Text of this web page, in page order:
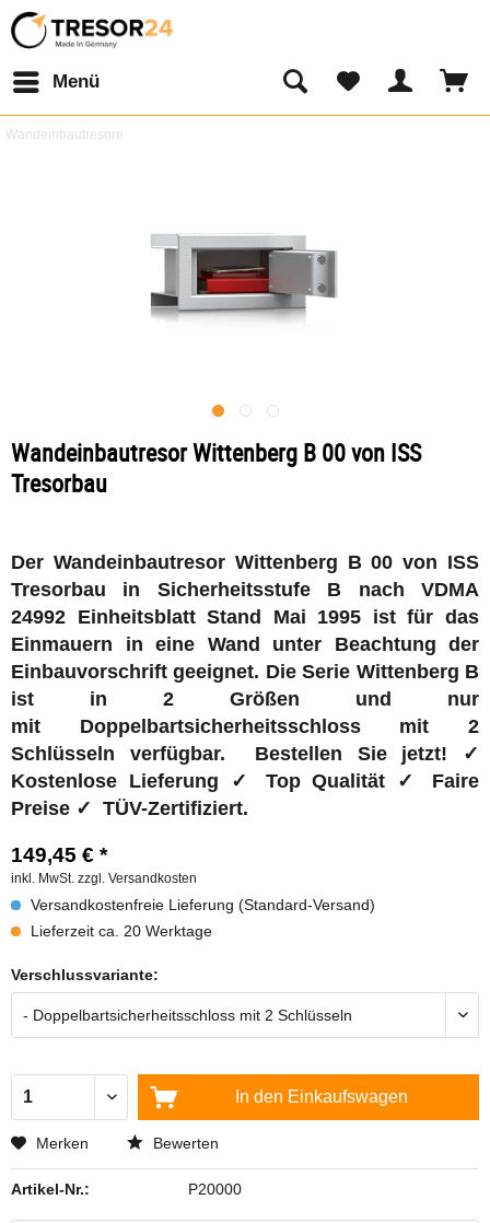
Menü
Wandeinbautresore
Wandeinbautresor Wittenberg B 00 von ISS
Tresorbau
Der Wandeinbautresor Wittenberg B 00 von ISS
Tresorbau in Sicherheitsstufe B nach VDMA
24992 Einheitsblatt Stand Mai 1995 ist für das
Einmauern in eine Wand unter Beachtung der
Einbauvorschrift geeignet. Die Serie Wittenberg B
ist in 2 Größen und nur
mit Doppelbartsicherheitsschloss mit 2
Schlüsseln verfügbar. Bestellen Sie jetzt! ✓
Kostenlose Lieferung ✓ Top Qualität ✓ Faire
Preise ✓ TÜV-Zertifiziert.
149,45 € *
inkl. MwSt. zzgl. Versandkosten
Versandkostenfreie Lieferung (Standard-Versand)
Lieferzeit ca. 20 Werktage
Verschlussvariante:
In den Einkaufswagen
Merken Bewerten
Artikel-Nr.: P20000